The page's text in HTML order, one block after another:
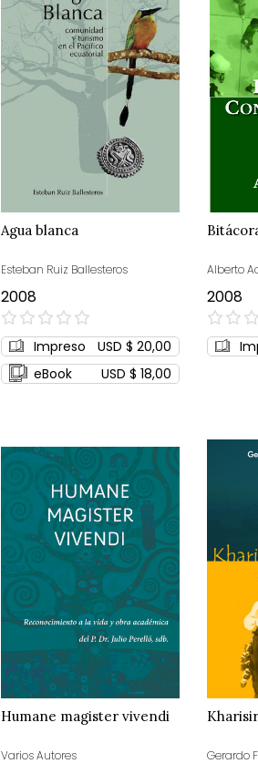
Agua blanca
Esteban Ruiz Ballesteros
2008
0%
Impreso
USD $ 20,00
eBook
USD $ 18,00
Alberto
2008
0%
Humane magister vivendi
Varios Autores Gerardo